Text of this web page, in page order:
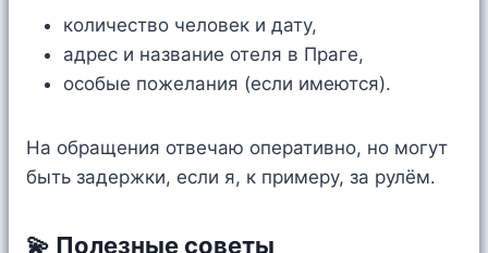
количество человек и дату,
адрес и название отеля в Праге,
особые пожелания (если имеются).
На обращения отвечаю оперативно, но могут
быть задержки, если я, к примеру, за рулём.
💫 Полезные советы